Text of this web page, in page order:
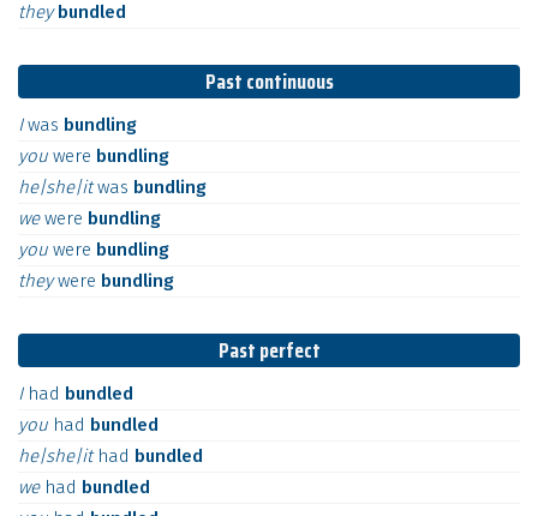
theybundled
Past continuous
Iwas bundling
you were bundling
he|she|itwas bundling
wewere bundling
you were bundling
theywere bundling
Past perfect
I had bundled
you had bundled
he|she|it had bundled
we had bundled